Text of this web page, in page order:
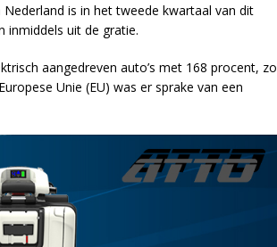
is in het tweede kwartaal van dit
inmiddels uit de gratie.
aangedreven auto’s met 168 procent, zo
Unie (EU) was er sprake van een